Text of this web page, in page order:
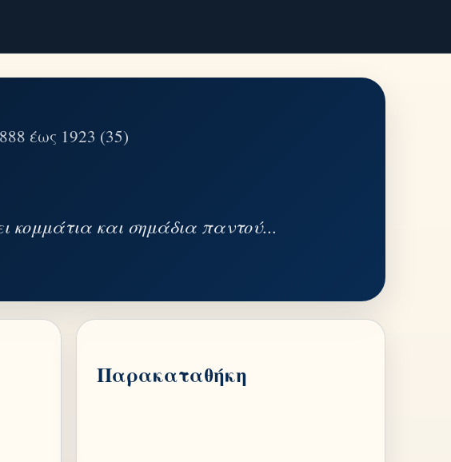
έως 1923 (35)
κομμάτια και σημάδια παντού...
Παρακαταθήκη